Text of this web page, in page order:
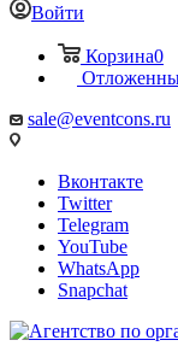
Войти
Корзина0
sale@eventcons.ru
Вконтакте
Twitter
Telegram
YouTube
WhatsApp
Snapchat